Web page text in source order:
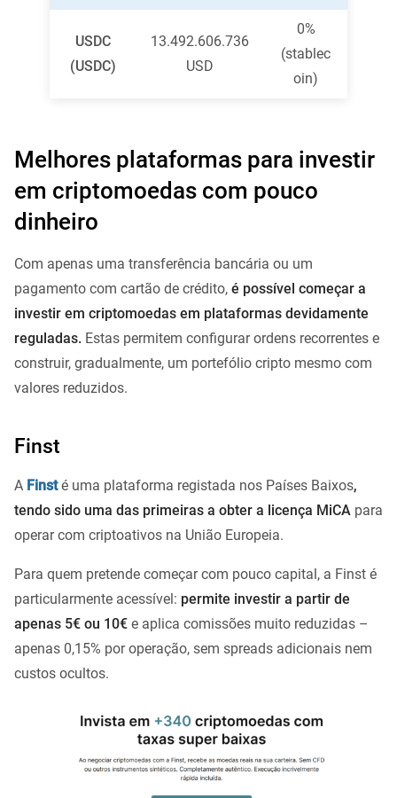
USDC
(USDC)
13.492.606.736
USD
0%
(stablec
oin)
Melhores plataformas para investir
em criptomoedas com pouco
dinheiro
Com apenas uma transferência bancária ou um
pagamento com cartão de crédito, é possível começar a
investir em criptomoedas em plataformas devidamente
reguladas. Estas permitem configurar ordens recorrentes e
construir, gradualmente, um portefólio cripto mesmo com
valores reduzidos.
Finst
A Finsté uma plataforma registada nos Países Baixos,
tendo sido uma das primeiras a obter a licença MiCA para
operar com criptoativos na União Europeia.
Para quem pretende começar com pouco capital, a Finst é
particularmente acessível: permite investir a partir de
apenas 5€ ou 10€ e aplica comissões muito reduzidas –
apenas 0,15% por operação, sem spreads adicionais nem
custos ocultos.